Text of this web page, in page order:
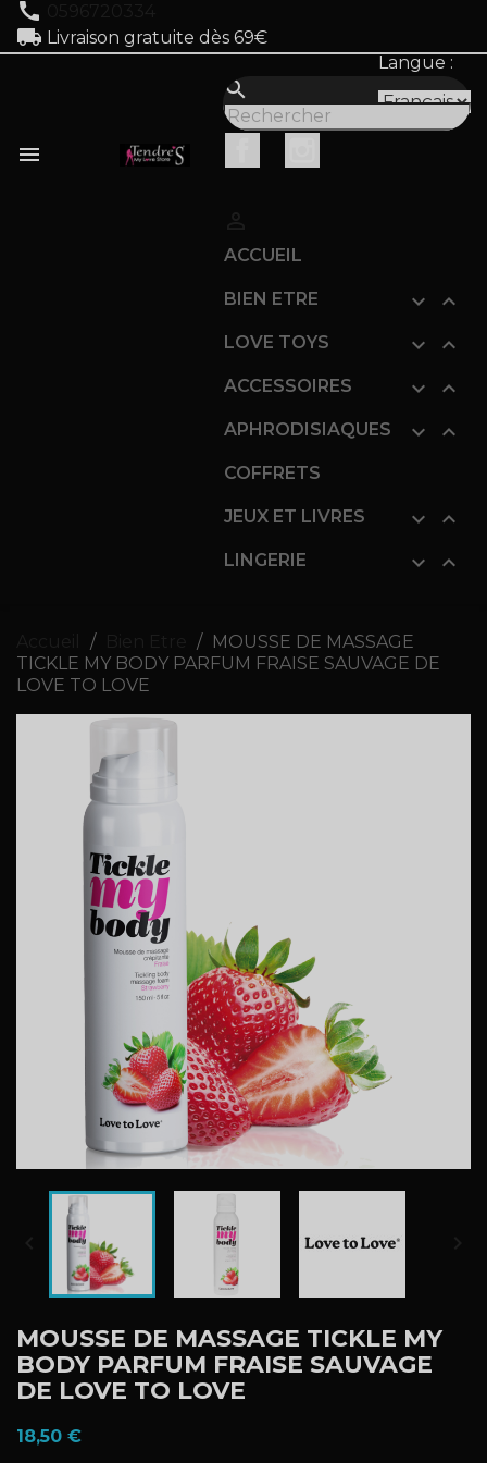
call
local_shipping Livraison gratuite dès 69€
Langue :

search
ACCUEIL
 
BIEN ETRE
 
LOVE TOYS
 
ACCESSOIRES
 
APHRODISIAQUES
COFFRETS
 
JEUX ET LIVRES
 
LINGERIE
MOUSSE DE MASSAGE
TICKLE MY BODY PARFUM FRAISE SAUVAGE DE
LOVE TO LOVE
MOUSSE DE MASSAGE TICKLE MY
BODY PARFUM FRAISE SAUVAGE
DE LOVE TO LOVE
18,50 €